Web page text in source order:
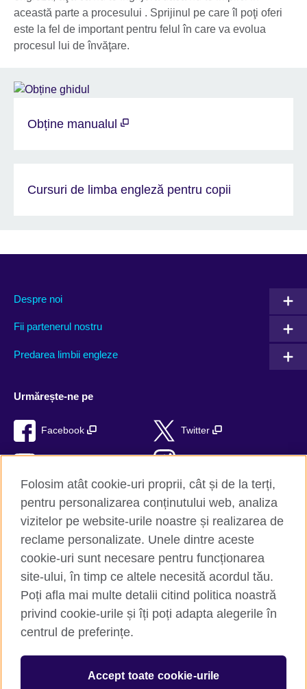
această parte a procesului . Sprijinul pe care îl poţi oferi
este la fel de important pentru felul în care va evolua
procesul lui de învăţare.
Obține manualul
Cursuri de limba engleză pentru copii
Despre noi
Fii partenerul nostru
Predarea limbii engleze
Urmărește-ne pe
Facebook Twitter
TikTok RSS
British Council Global
Confidențialitate și termeni de utilizare
Trimite-ne comentariile tale
Cookie-uri
Hartă site
© 2026 British Council
Folosim atât cookie-uri proprii, cât și de la terți,
pentru personalizarea conținutului web, analiza
vizitelor pe website-urile noastre și realizarea de
reclame personalizate. Unele dintre aceste
cookie-uri sunt necesare pentru funcționarea
site-ului, în timp ce altele necesită acordul tău.
Poți afla mai multe detalii citind politica noastră
privind cookie-urile și îți poți adapta alegerile în
centrul de preferințe.
Accept toate cookie-urile